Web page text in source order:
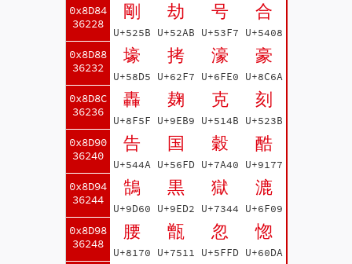
0x8D84
36228
0x8D88
36232
0x8D8C
36236
0x8D90
36240
0x8D94
36244
0x8D98
36248
剛
U+525B
劫
U+52AB
号
U+53F7
合
U+5408
壕
U+58D5
拷
U+62F7
濠
U+6FE0
豪
U+8C6A
轟
U+8F5F
麹
U+9EB9
克
U+514B
刻
U+523B
告
U+544A
国
U+56FD
穀
U+7A40
酷
U+9177
鵠
U+9D60
黒
U+9ED2
獄
U+7344
漉
U+6F09
腰
U+8170
甑
U+7511
忽
U+5FFD
惚
U+60DA